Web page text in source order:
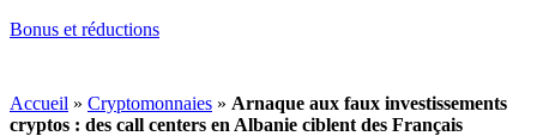
Bonus et réductions
Accueil » Cryptomonnaies » Arnaque aux faux investissements
cryptos : des call centers en Albanie ciblent des Français